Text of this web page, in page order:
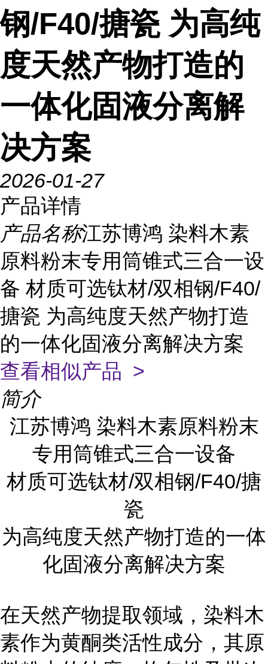
钢/F40/搪瓷 为高纯
度天然产物打造的
一体化固液分离解
决方案
2026-01-27
产品详情
产品名称江苏博鸿 染料木素
原料粉末专用筒锥式三合一设
备 材质可选钛材/双相钢/F40/
搪瓷 为高纯度天然产物打造
的一体化固液分离解决方案
查看相似产品 >
简介
江苏博鸿 染料木素原料粉末
专用筒锥式三合一设备
材质可选钛材/双相钢/F40/搪
瓷
为高纯度天然产物打造的一体
化固液分离解决方案
在天然产物提取领域，染料木
素作为黄酮类活性成分，其原